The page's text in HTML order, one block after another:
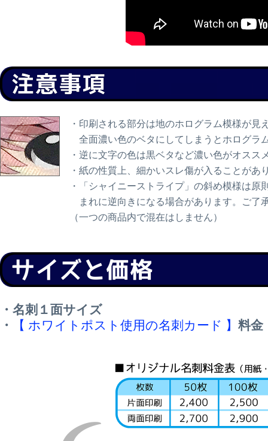
・印刷される部分は地のホログラム模様が見
全面濃い色のベタにしてしまうとホログラ
・逆に文字の色は黒ベタなど濃い色がオスス
・紙の性質上、細かいスレ傷が入ることがあ
・「シャイニーストライプ」の斜め模様は原
まれに逆向きになる場合があります。ご了
（一つの商品内で混在はしません）
・名刺１面サイズ
・
【 ホワイトポスト使用の名刺カード 】 料金